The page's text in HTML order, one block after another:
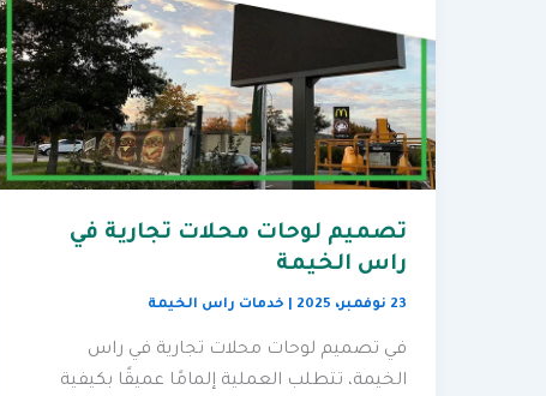
تصميم لوحات محلات تجارية في
راس الخيمة
23 نوفمبر، 2025 خدمات راس الخيمة
في تصميم لوحات محلات تجارية في راس
الخيمة، تتطلب العملية إلمامًا عميقًا بكيفية